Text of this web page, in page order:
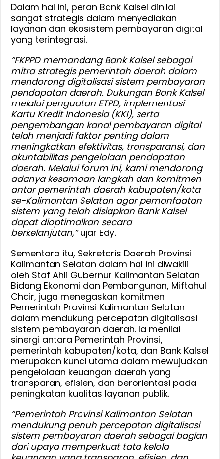
Dalam hal ini, peran Bank Kalsel dinilai
sangat strategis dalam menyediakan
layanan dan ekosistem pembayaran digital
yang terintegrasi.
“FKPPD memandang Bank Kalsel sebagai
mitra strategis pemerintah daerah dalam
mendorong digitalisasi sistem pembayaran
pendapatan daerah. Dukungan Bank Kalsel
melalui penguatan ETPD, implementasi
Kartu Kredit Indonesia (KKI), serta
pengembangan kanal pembayaran digital
telah menjadi faktor penting dalam
meningkatkan efektivitas, transparansi, dan
akuntabilitas pengelolaan pendapatan
daerah. Melalui forum ini, kami mendorong
adanya kesamaan langkah dan komitmen
antar pemerintah daerah kabupaten/kota
se-Kalimantan Selatan agar pemanfaatan
sistem yang telah disiapkan Bank Kalsel
dapat dioptimalkan secara
berkelanjutan,”ujar Edy.
Sementara itu, Sekretaris Daerah Provinsi
Kalimantan Selatan dalam hal ini diwakili
oleh Staf Ahli Gubernur Kalimantan Selatan
Bidang Ekonomi dan Pembangunan, Miftahul
Chair, juga menegaskan komitmen
Pemerintah Provinsi Kalimantan Selatan
dalam mendukung percepatan digitalisasi
sistem pembayaran daerah. Ia menilai
sinergi antara Pemerintah Provinsi,
pemerintah kabupaten/kota, dan Bank Kalsel
merupakan kunci utama dalam mewujudkan
pengelolaan keuangan daerah yang
transparan, efisien, dan berorientasi pada
peningkatan kualitas layanan publik.
“Pemerintah Provinsi Kalimantan Selatan
mendukung penuh percepatan digitalisasi
sistem pembayaran daerah sebagai bagian
dari upaya memperkuat tata kelola